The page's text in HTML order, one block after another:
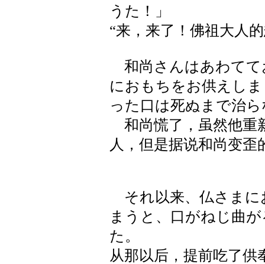
うた！」
“来，来了！佛祖大人
和尚さんはあわてて
におもちをお供えし
った口は死ぬまで治
和尚慌了，虽然他重
人，但是据说和尚变
それ以来、仏さまに
まうと、口がねじ曲
た。
从那以后，提前吃了供